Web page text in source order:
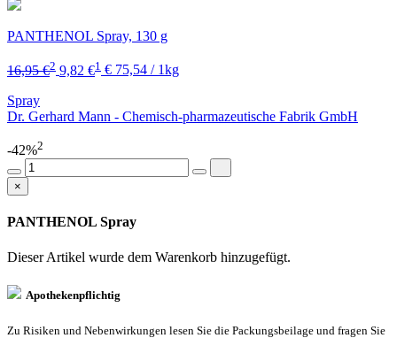
PANTHENOL Spray, 130 g
16,95 €2 9,82 €1 € 75,54 / 1kg
Spray
Dr. Gerhard Mann - Chemisch-pharmazeutische Fabrik GmbH
-42%2
×
PANTHENOL Spray
Dieser Artikel wurde dem Warenkorb hinzugefügt.
Apothekenpflichtig
Zu Risiken und Nebenwirkungen lesen Sie die Packungsbeilage und fragen Sie